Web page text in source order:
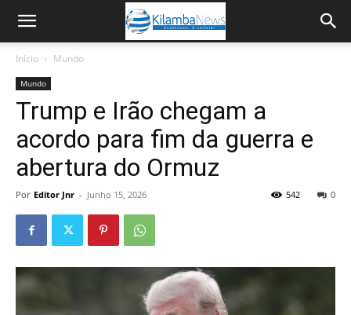
Início Mundo
Mundo
Trump e Irão chegam a
acordo para fim da guerra e
abertura do Ormuz
Por Editor Jnr - Junho 15, 2026 0
542